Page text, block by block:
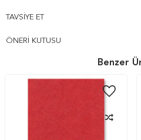
TAVSIYE ET
ÖNERI KUTUSU
Benzer